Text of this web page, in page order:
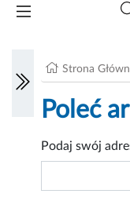
Strona
Poleć
Podaj swój